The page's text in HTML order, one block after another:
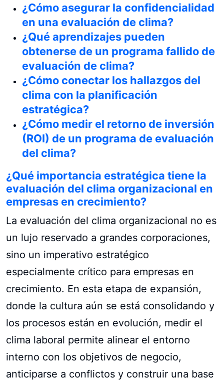
¿Cómo asegurar la confidencialidad
en una evaluación de clima?
¿Qué aprendizajes pueden
obtenerse de un programa fallido de
evaluación de clima?
¿Cómo conectar los hallazgos del
clima con la planificación
estratégica?
¿Cómo medir el retorno de inversión
(ROI) de un programa de evaluación
del clima?
¿Qué importancia estratégica tiene la
evaluación del clima organizacional en
empresas en crecimiento?
La evaluación del clima organizacional no es
un lujo reservado a grandes corporaciones,
sino un imperativo estratégico
especialmente crítico para empresas en
crecimiento. En esta etapa de expansión,
donde la cultura aún se está consolidando y
los procesos están en evolución, medir el
clima laboral permite alinear el entorno
interno con los objetivos de negocio,
anticiparse a conflictos y construir una base